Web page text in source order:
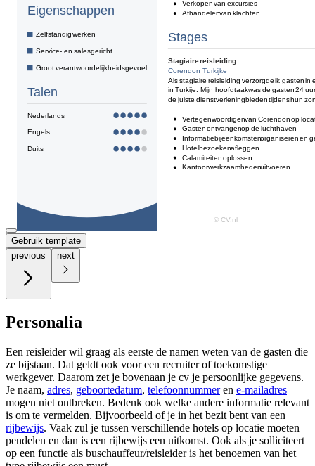
Gebruik template
previous
next
Personalia
Een reisleider wil graag als eerste de namen weten van de gasten die
ze bijstaan. Dat geldt ook voor een recruiter of toekomstige
werkgever. Daarom zet je bovenaan je cv je persoonlijke gegevens.
Je naam, adres, geboortedatum, telefoonnummeren e-mailadres
mogen niet ontbreken. Bedenk ook welke andere informatie relevant
is om te vermelden. Bijvoorbeeld of je in het bezit bent van een
rijbewijs. Vaak zul je tussen verschillende hotels op locatie moeten
pendelen en dan is een rijbewijs een uitkomst. Ook als je solliciteert
op een functie als buschauffeur/reisleider is het benoemen van het